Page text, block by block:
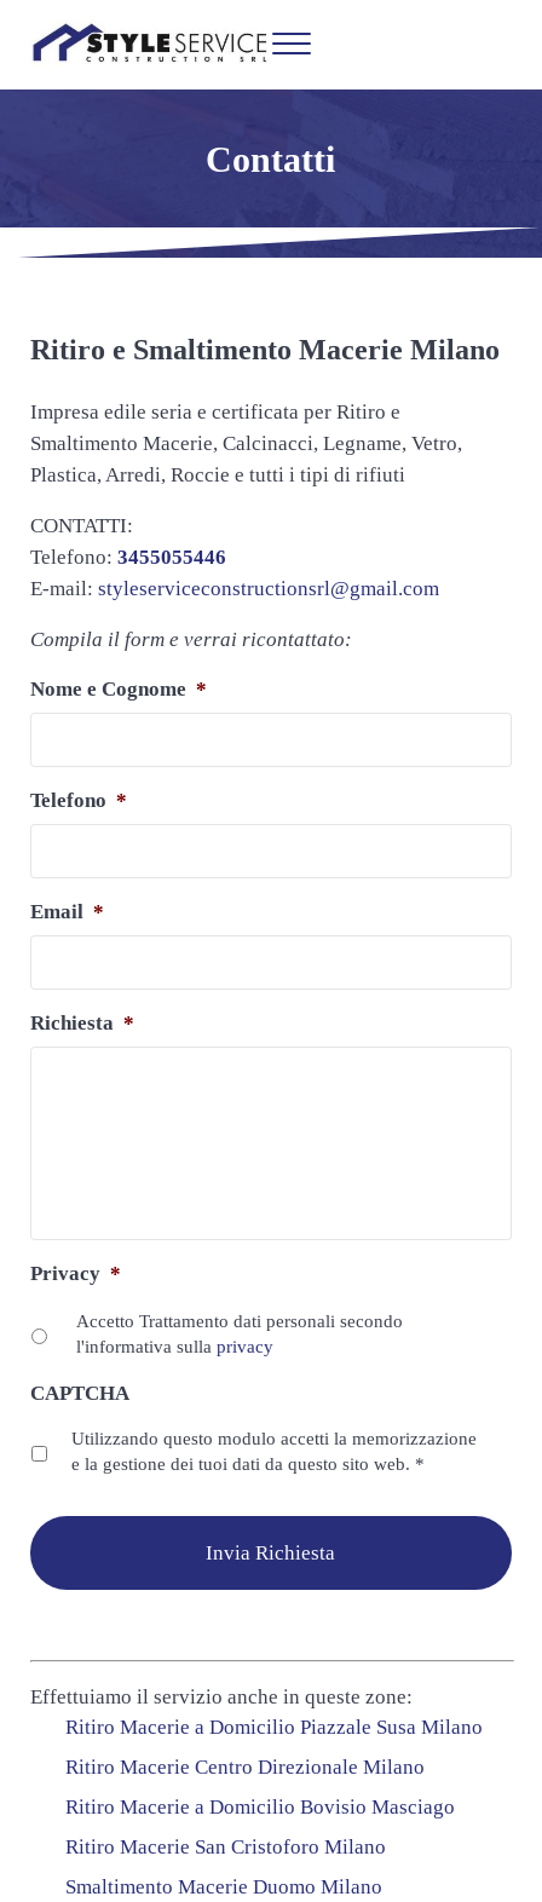
Ritiro e Smaltimento Macerie Milano
Impresa edile seria e certificata per Ritiro e Smaltimento Macerie,
Menu
Contatti
Ritiro e Smaltimento Macerie Milano
Impresa edile seria e certificata per Ritiro e
Smaltimento Macerie, Calcinacci, Legname, Vetro,
Plastica, Arredi, Roccie e tutti i tipi di rifiuti
CONTATTI:
Telefono: 3455055446
E-mail: styleserviceconstructionsrl@gmail.com
Compila il form e verrai ricontattato:
Nome e Cognome *
Telefono *
Email *
Richiesta *
Privacy *
Accetto Trattamento dati personali secondo
l'informativa sulla privacy
CAPTCHA
Privacy *
Utilizzando questo modulo accetti la memorizzazione
e la gestione dei tuoi dati da questo sito web. *
Effettuiamo il servizio anche in queste zone:
Ritiro Macerie a Domicilio Piazzale Susa Milano
Ritiro Macerie Centro Direzionale Milano
Ritiro Macerie a Domicilio Bovisio Masciago
Ritiro Macerie San Cristoforo Milano
Smaltimento Macerie Duomo Milano